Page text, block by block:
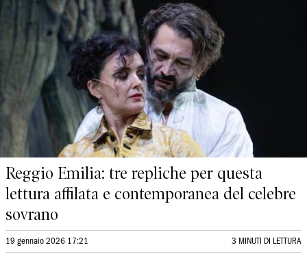
Reggio Emilia: tre repliche per questa
lettura affilata e contemporanea del celebre
sovrano
19 gennaio 2026 17:21 3 MINUTI DI LETTURA